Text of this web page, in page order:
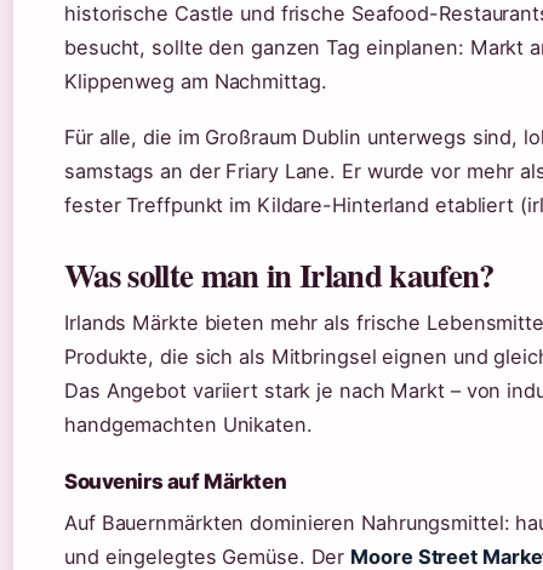
historische Castle und frische Seafood-
besucht, sollte den ganzen Tag einplanen: Markt
Klippenweg am Nachmittag.
Für alle, die im Großraum Dublin unterwegs sind,
samstags an der Friary Lane. Er wurde vor mehr
fester Treffpunkt im Kildare-Hinterland etabliert
Was sollte man in Irland kaufen?
Irlands Märkte bieten mehr als frische
Produkte, die sich als Mitbringsel eignen und
Das Angebot variiert stark je nach Markt – von
handgemachten Unikaten.
Souvenirs auf Märkten
Auf Bauernmärkten dominieren Nahrungsmittel:
und eingelegtes Gemüse. Der Moore Street